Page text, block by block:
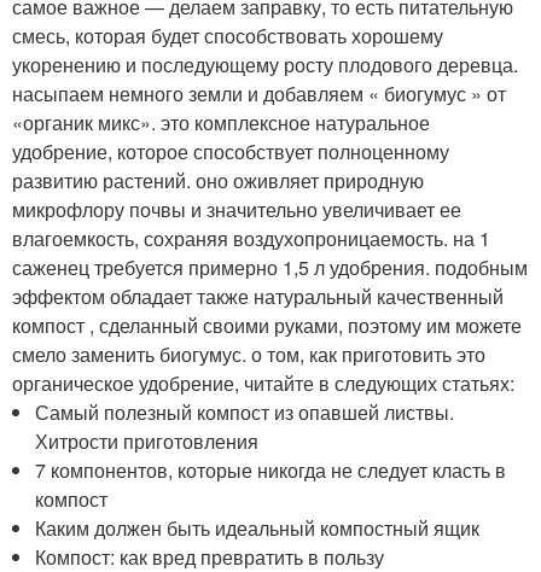
самое важное — делаем заправку, то есть питательную
смесь, которая будет способствовать хорошему
укоренению и последующему росту плодового деревца.
насыпаем немного земли и добавляем « биогумус » от
«органик микс». это комплексное натуральное
удобрение, которое способствует полноценному
развитию растений. оно оживляет природную
микрофлору почвы и значительно увеличивает ее
влагоемкость, сохраняя воздухопроницаемость. на 1
саженец требуется примерно 1,5 л удобрения. подобным
эффектом обладает также натуральный качественный
компост , сделанный своими руками, поэтому им можете
смело заменить биогумус. о том, как приготовить это
органическое удобрение, читайте в следующих статьях:
Самый полезный компост из опавшей листвы.
Хитрости приготовления
7 компонентов, которые никогда не следует класть в
компост
Каким должен быть идеальный компостный ящик
Компост: как вред превратить в пользу